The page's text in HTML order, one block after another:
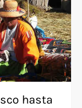
hasta